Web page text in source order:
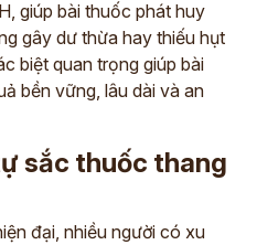
giúp bài thuốc phát huy
gây dư thừa hay thiếu hụt
biệt quan trọng giúp bài
bền vững, lâu dài và an
sắc thuốc thang
đại, nhiều người có xu